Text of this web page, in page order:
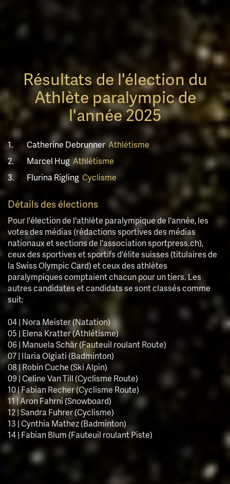
Résultats de l'élection du
Athlète paralympic de
l'année 2025
1. Catherine Debrunner Athlétisme
2.
Marcel Hug Athlétisme
3.
Flurina Rigling Cyclisme
Détails des élections
Pour l'élection de l'athlète paralympique de l'année, les
votes des médias (rédactions sportives des médias
nationaux et sections de l'association sportpress.ch),
ceux des sportives et sportifs d'élite suisses (titulaires de
la Swiss Olympic Card) et ceux des athlètes
paralympiques comptaient chacun pour un tiers. Les
autres candidates et candidats se sont classés comme
suit:
04 | Nora Meister (Natation)
05 | Elena Kratter (Athlétisme)
06 | Manuela Schär (Fauteuil roulant Route)
07 | Ilaria Olgiati (Badminton)
08 | Robin Cuche (Ski Alpin)
09 | Celine Van Till (Cyclisme Route)
10 | Fabian Recher (Cyclisme Route)
11 | Aron Fahrni (Snowboard)
12 | Sandra Fuhrer (Cyclisme)
13 | Cynthia Mathez (Badminton)
14 | Fabian Blum (Fauteuil roulant Piste)